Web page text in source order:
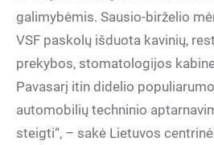
galimybėmis. Sausio-birželio
VSF paskolų išduota kavinių,
prekybos, stomatologijos
Pavasarį itin didelio
automobilių techninio
steigti“, – sakė Lietuvos